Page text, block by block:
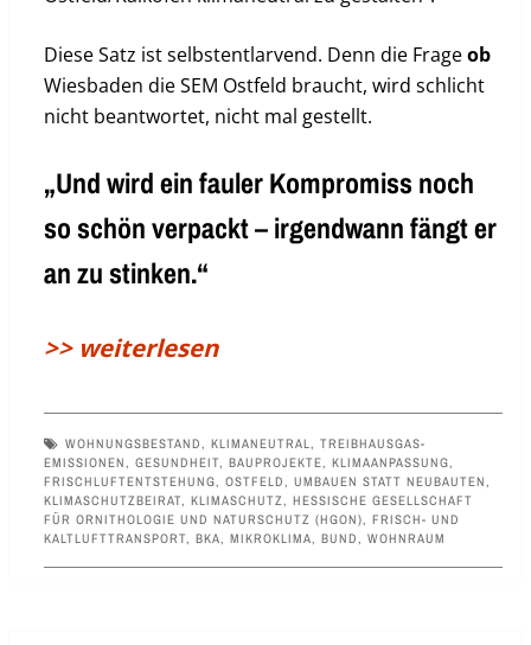
Diese Satz ist selbstentlarvend. Denn die Frageob
Wiesbaden die SEM Ostfeld braucht, wird schlicht
nicht beantwortet, nicht mal gestellt.
„Und wird ein fauler Kompromiss noch
so schön verpackt – irgendwann fängt er
an zu stinken.“
>> weiterlesen
WOHNUNGSBESTAND, KLIMANEUTRAL, TREIBHAUSGAS-
EMISSIONEN, GESUNDHEIT, BAUPROJEKTE, KLIMAANPASSUNG,
FRISCHLUFTENTSTEHUNG, OSTFELD, UMBAUEN STATT NEUBAUTEN,
KLIMASCHUTZBEIRAT, KLIMASCHUTZ, HESSISCHE GESELLSCHAFT
FÜR ORNITHOLOGIE UND NATURSCHUTZ (HGON), FRISCH- UND
KALTLUFTTRANSPORT, BKA, MIKROKLIMA, BUND, WOHNRAUM